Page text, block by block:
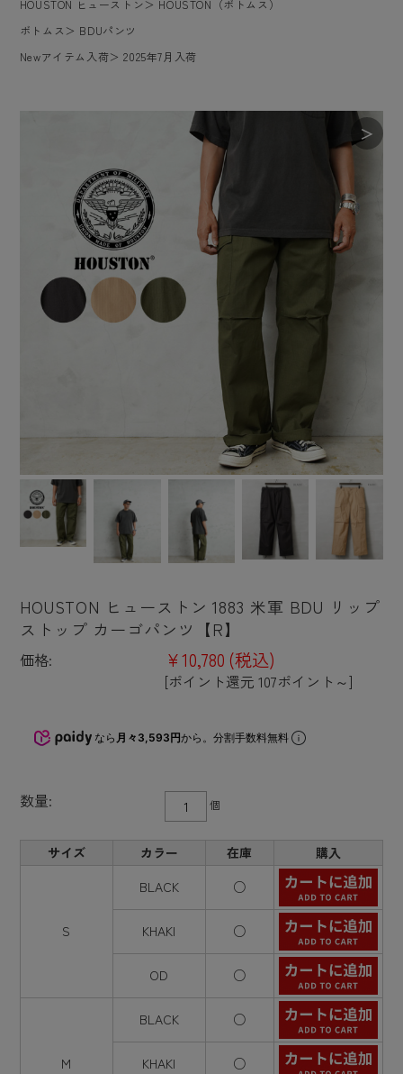
HOUSTON ヒューストン＞ HOUSTON（ボトムス）
ボトムス ＞ BDUパンツ
Newアイテム入荷＞2025年7月入荷
＞
HOUSTON ヒューストン 1883 米軍 BDU リップ
ストップ カーゴパンツ【R】
価格: ¥10,780 (税込)
[ポイント還元 107ポイント～]
なら 月々3,593円から。分割手数料無料
数量: 個
サイズ カラー 在庫 購入
S
BLACK ○
KHAKI ○
OD ○
M
BLACK ○
KHAKI ○